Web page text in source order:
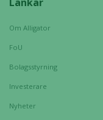
Om Alligator
FoU
Bolagsstyrning
Investerare
Nyheter